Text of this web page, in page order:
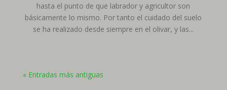
hasta el punto de que labrador y agricultor son
básicamente lo mismo. Por tanto el cuidado del suelo
se ha realizado desde siempre en el olivar, y las...
« Entradas más antiguas